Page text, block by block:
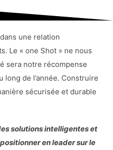
une relation
Le « one Shot » ne nous
sera notre récompense
long de l’année. Construire
sécurisée et durable
solutions intelligentes et
en leader sur le